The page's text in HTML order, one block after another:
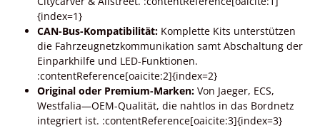
{index=1}
CAN-Bus-Kompatibilität: Komplette Kits unterstützen
die Fahrzeugnetzkommunikation samt Abschaltung der
Einparkhilfe und LED-Funktionen.
:contentReference[oaicite:2]{index=2}
Original oder Premium-Marken: Von Jaeger, ECS,
Westfalia—OEM-Qualität, die nahtlos in das Bordnetz
integriert ist. :contentReference[oaicite:3]{index=3}